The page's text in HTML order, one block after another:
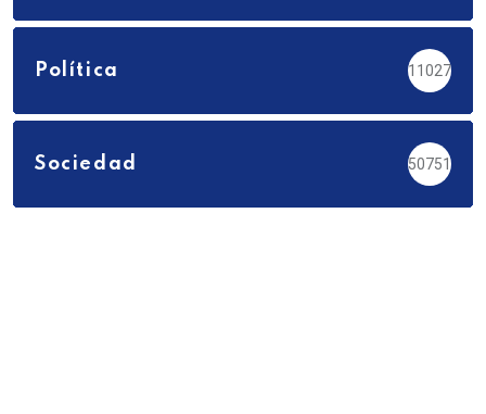
Política 11027
Sociedad 50751